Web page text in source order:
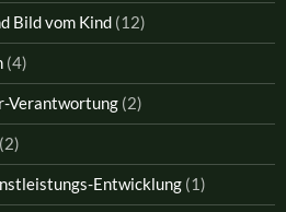
Bild vom Kind (12)
(4)
Verantwortung (2)
(2)
Entwicklung (1)